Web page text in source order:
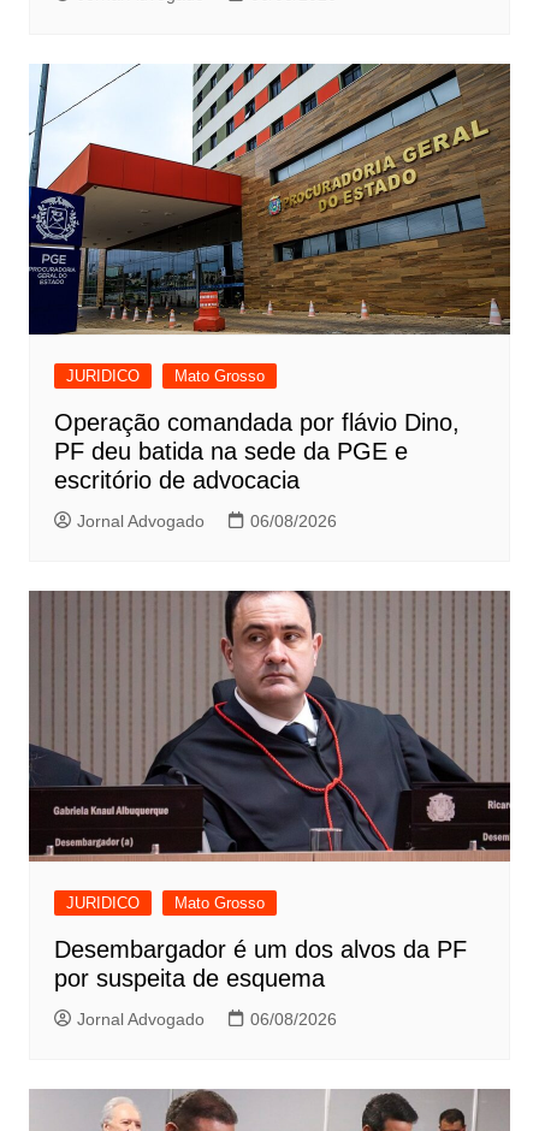
JURIDICO Mato Grosso
Operação comandada por flávio Dino,
PF deu batida na sede da PGE e
escritório de advocacia
Jornal Advogado 06/08/2026
JURIDICO Mato Grosso
Desembargador é um dos alvos da PF
por suspeita de esquema
Jornal Advogado 06/08/2026